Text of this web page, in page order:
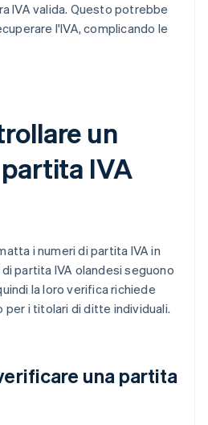
IVA valida. Questo potrebbe
l'IVA, complicando le
un
IVA
i numeri di partita IVA in
partita IVA olandesi seguono
la loro verifica richiede
i titolari di ditte individuali.
una partita